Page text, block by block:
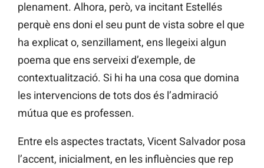
plenament. Alhora, però, va incitant Estellés
perquè ens doni el seu punt de vista sobre el que
ha explicat o, senzillament, ens llegeixi algun
poema que ens serveixi d’exemple, de
contextualització. Si hi ha una cosa que domina
les intervencions de tots dos és l’admiració
mútua que es professen.
Entre els aspectes tractats, Vicent Salvador posa
l’accent, inicialment, en les influències que rep